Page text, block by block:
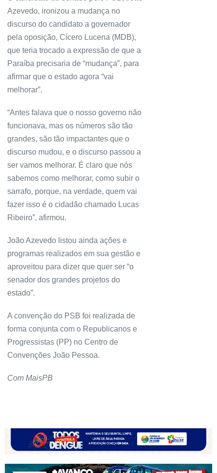
Azevedo, ironizou a mudança no
discurso do candidato a governador
pela oposição, Cícero Lucena (MDB),
que teria trocado a expressão de que a
Paraíba precisaria de “mudança”, para
afirmar que o estado agora “vai
melhorar”.
“Antes falava que o nosso governo não
funcionava, mas os números são tão
grandes, são tão impactantes que o
discurso mudou, e o discurso passou a
ser vamos melhorar. É claro que nós
sabemos como melhorar, como subir o
sarrafo, porque, na verdade, quem vai
fazer isso é o cidadão chamado Lucas
Ribeiro”, afirmou.
João Azevedo listou ainda ações e
programas realizados em sua gestão e
aproveitou para dizer que quer ser “o
senador dos grandes projetos do
estado”.
A convenção do PSB foi realizada de
forma conjunta com o Republicanos e
Progressistas (PP) no Centro de
Convenções João Pessoa.
Com MaisPB